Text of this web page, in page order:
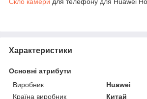
Характеристики
Основні атрибути
Виробник
Huawei
Країна виробник
Китай